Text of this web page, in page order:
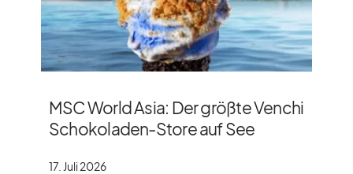
MSC World Asia: Der größte Venchi
Schokoladen-Store auf See
17. Juli 2026